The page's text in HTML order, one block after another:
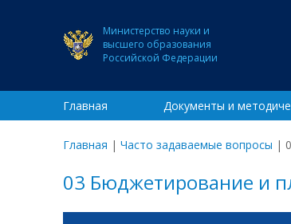
Министерство науки и
высшего образования
Российской Федерации
Главная Документы и
Главная | Часто задаваемые вопросы |
03 Бюджетирование и